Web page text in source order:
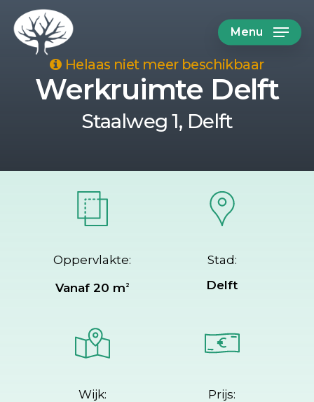
Skip
content
Menu
Helaas niet meer beschikbaar
Werkruimte Delft
Staalweg 1, Delft
Oppervlakte:
Vanaf 20 m 2
Stad:
Delft
Wijk:
Prijs: